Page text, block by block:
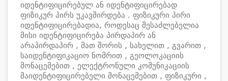
იდენტიფიცირებულ ან იდენტიფიცირებად
ფიზიკურ პირს უკავშირდება . ფიზიკური პირი
იდენტიფიცირებადია, როდესაც შესაძლებელია
მისი იდენტიფიცირება პირდაპირ ან
არაპირდაპირ , მათ შორის , სახელით , გვარით ,
საიდენტიფიკაციო ნომრით , გეოლოკაციის
მონაცემებით , ელექტრონული კომუნიკაციის
მაიდენტიფიცირებელი მონაცემებით , ფიზიკური ,